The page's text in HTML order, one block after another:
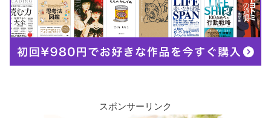
スポンサーリンク